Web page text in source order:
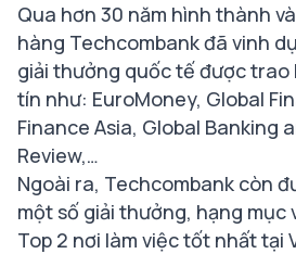
Qua hơn 30 năm hình thành
hàng Techcombank đã vinh
giải thưởng quốc tế được trao
tín như: EuroMoney, Global
Finance Asia, Global Banking
Review,…
Ngoài ra, Techcombank còn
một số giải thưởng, hạng mục
Top 2 nơi làm việc tốt nhất tại